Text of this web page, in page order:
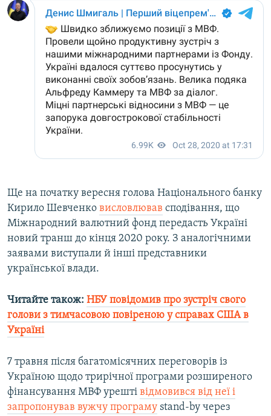
Ще на початку вересня голова Національного банку
Кирило Шевченко висловлював сподівання, що
Міжнародний валютний фонд передасть Україні
новий транш до кінця 2020 року. З аналогічними
заявами виступали й інші представники
української влади.
Читайте також: НБУ повідомив про зустріч свого
голови з тимчасовою повіреною у справах США в
Україні
7 травня після багатомісячних переговорів із
Україною щодо трирічної програми розширеного
фінансування МВФ урешті відмовився від неї і
запропонував вужчу програму stand-by через